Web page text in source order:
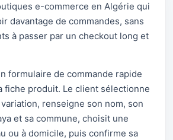
e-commerce en Algérie qui
davantage de commandes, sans
à passer par un checkout long et
formulaire de commande rapide
fiche produit. Le client sélectionne
renseigne son nom, son
et sa commune, choisit une
ou à domicile, puis confirme sa